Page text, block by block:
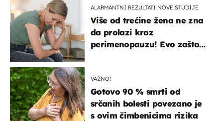
ALARMANTNI REZULTATI NOVE STUDIJE
Više od trećine žena ne zna
da prolazi kroz
perimenopauzu! Evo zašto
VAŽNO!
Gotovo 90 % smrti od
srčanih bolesti povezano je
s ovim čimbenicima rizika